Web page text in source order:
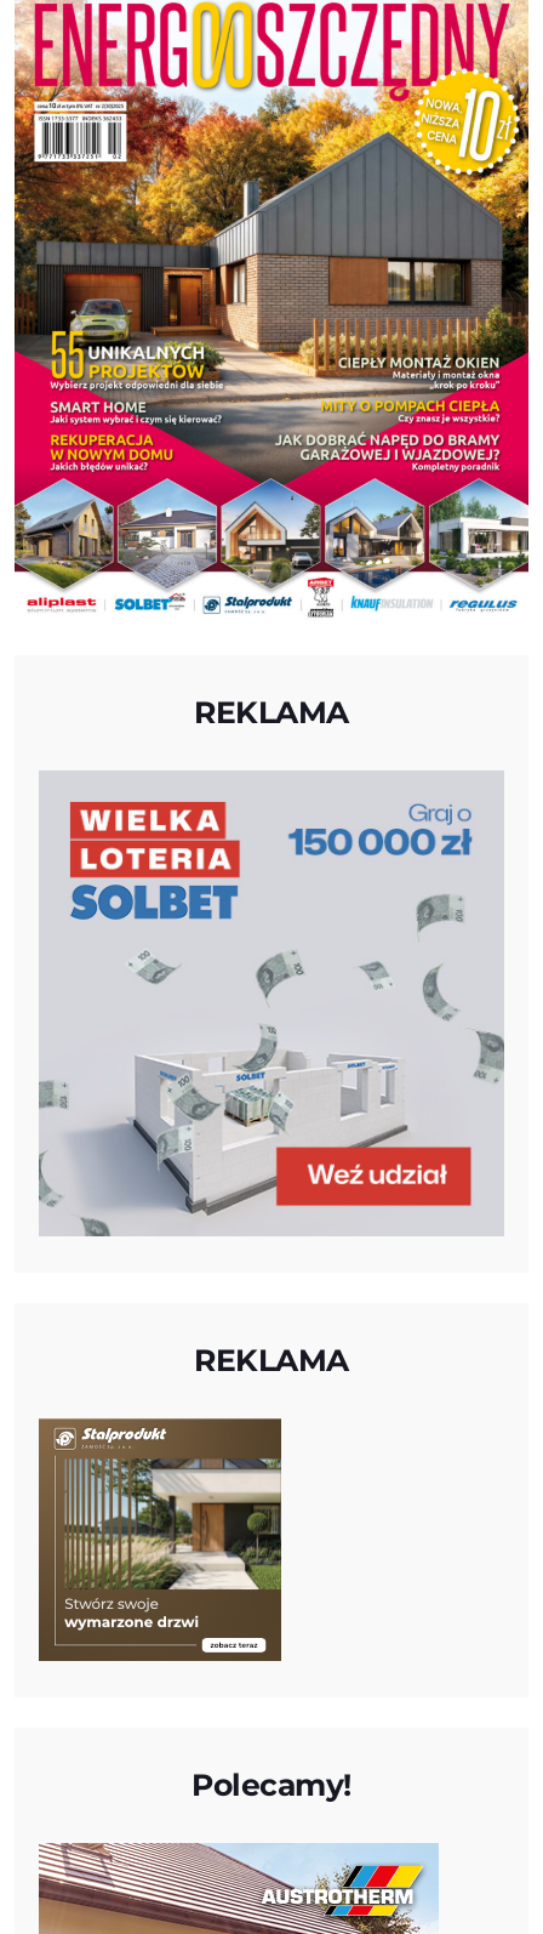
REKLAMA
REKLAMA
Polecamy!